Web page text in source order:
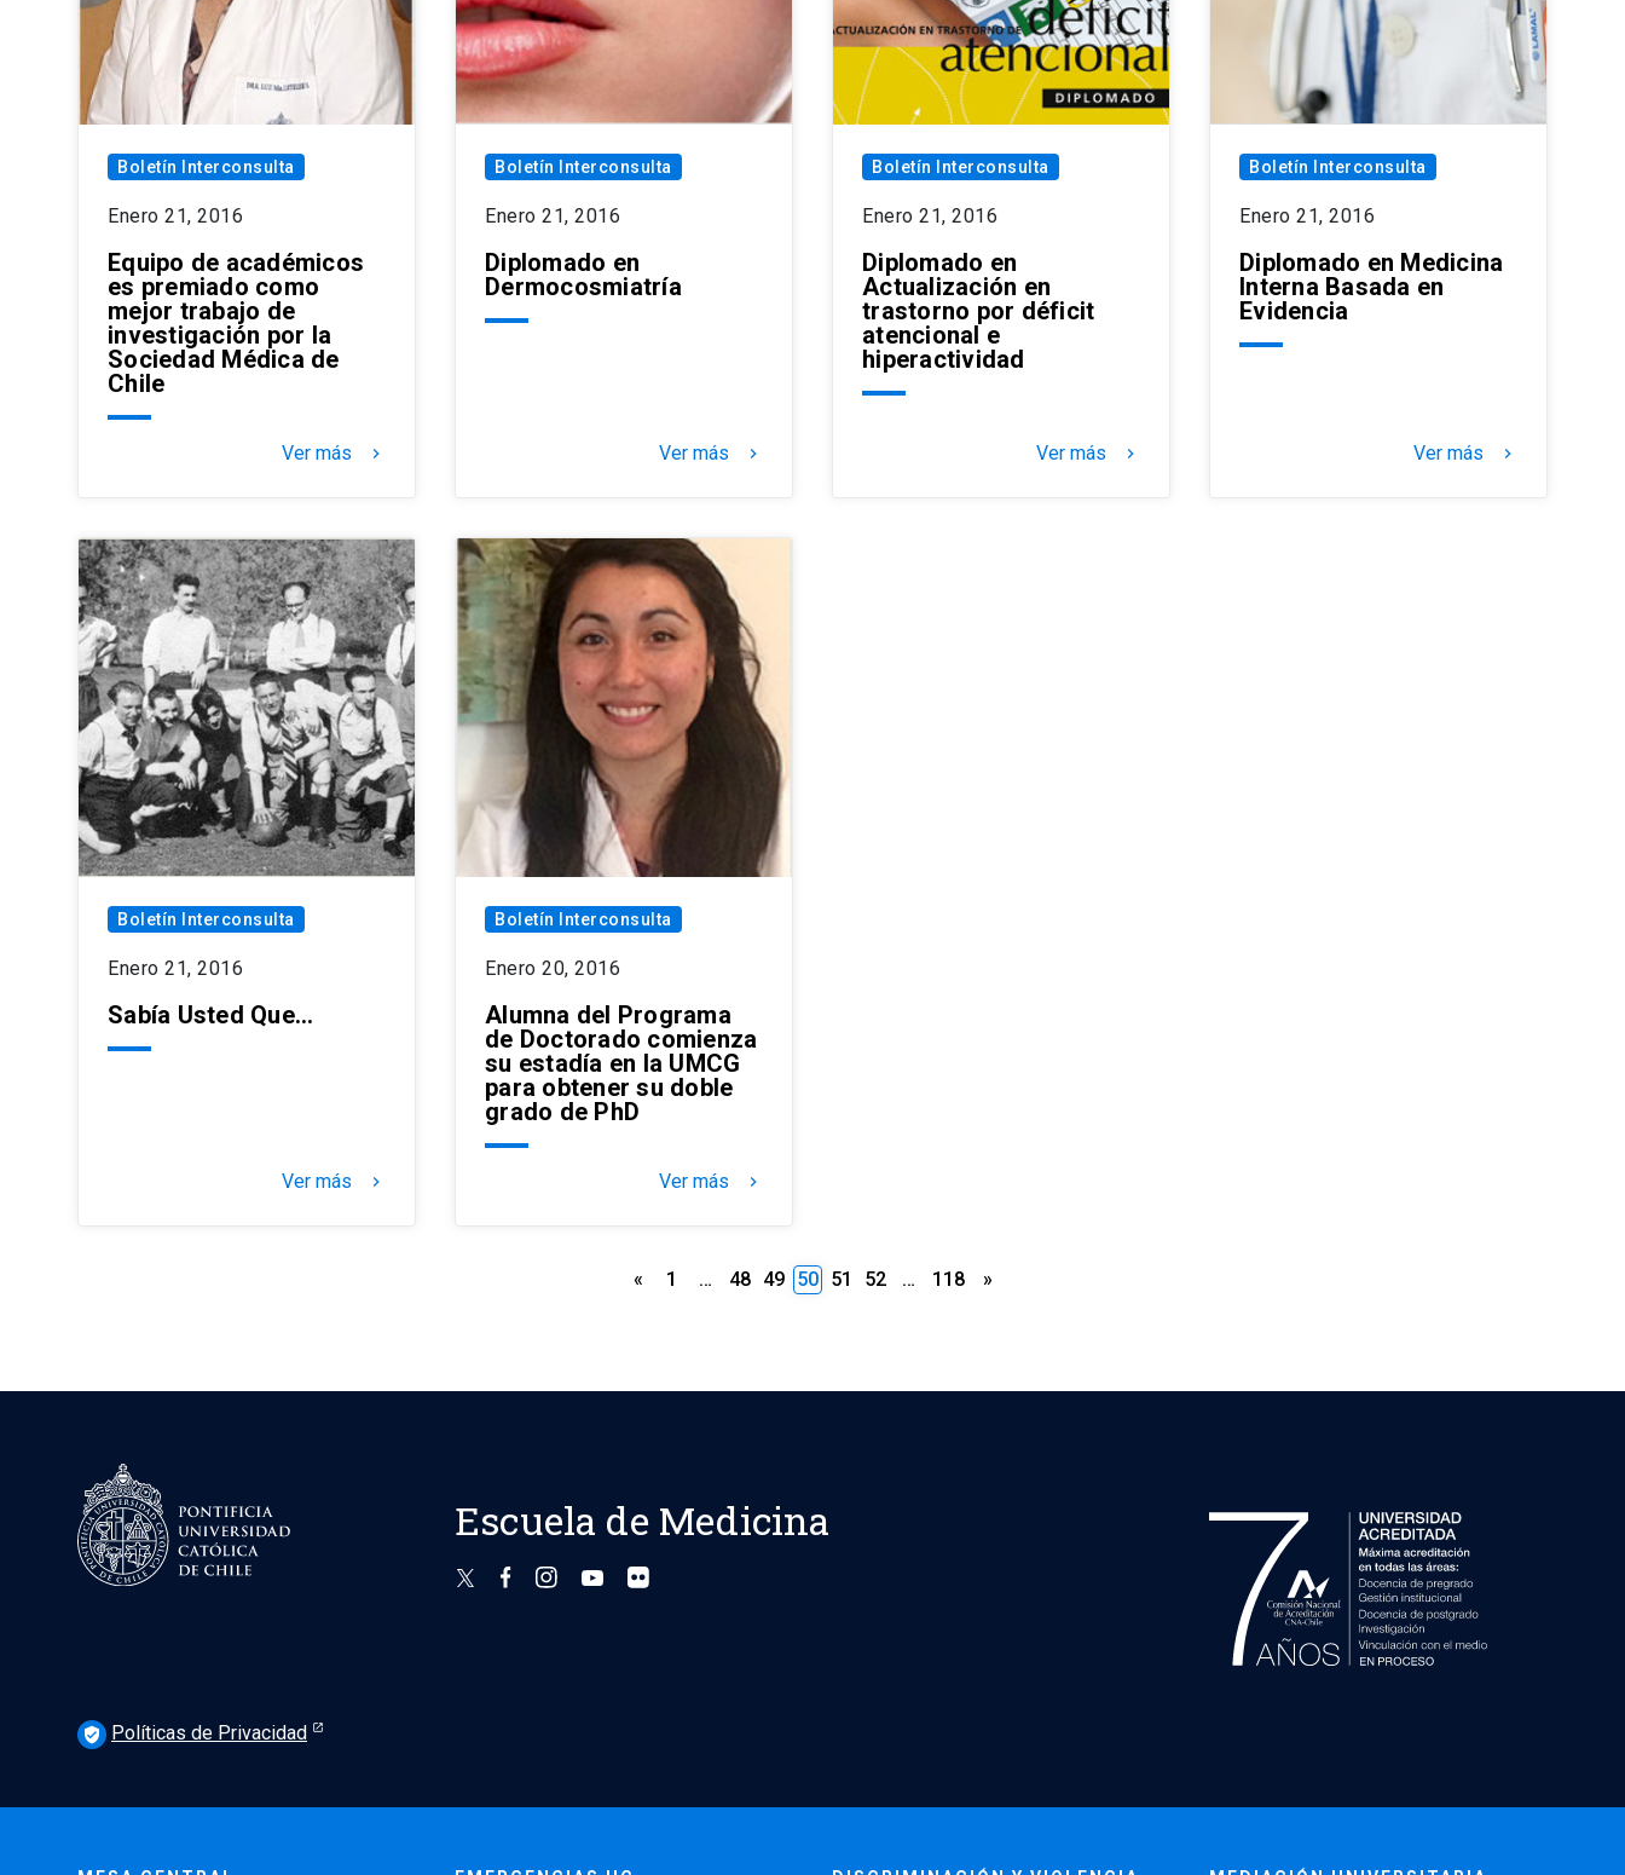
Boletín Interconsulta
Enero 21, 2016
Equipo de académicos
es premiado como
mejor trabajo de
investigación por la
Sociedad Médica de
Chile
Ver más keyboard_arrow_right
Boletín Interconsulta
Enero 21, 2016
Diplomado en
Dermocosmiatría
Ver más keyboard_arrow_right
Boletín Interconsulta
Enero 21, 2016
Diplomado en
Actualización en
trastorno por déficit
atencional e
hiperactividad
Ver más keyboard_arrow_right
Boletín Interconsulta
Enero 21, 2016
Diplomado en Medicina
Interna Basada en
Evidencia
Ver más keyboard_arrow_right
Boletín Interconsulta
Enero 21, 2016
Sabía Usted Que…
Ver más keyboard_arrow_right
Boletín Interconsulta
Enero 20, 2016
Alumna del Programa
de Doctorado comienza
su estadía en la UMCG
para obtener su doble
grado de PhD
Ver más keyboard_arrow_right
Paginación
« 1 … 48 49 50 51 52 … 118 »
Escuela de Medicina
verified_user Políticas de Privacidad